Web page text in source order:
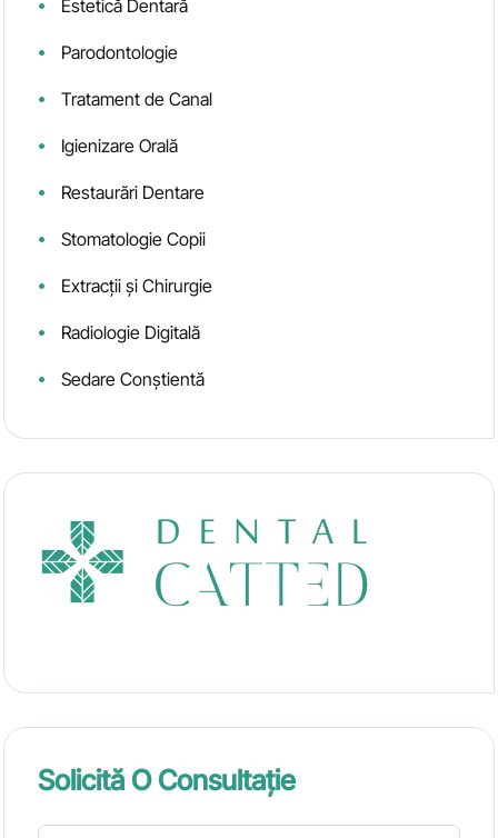
Estetică Dentară
Parodontologie
Tratament de Canal
Igienizare Orală
Restaurări Dentare
Stomatologie Copii
Extracții și Chirurgie
Radiologie Digitală
Sedare Conștientă
Solicită O Consultație